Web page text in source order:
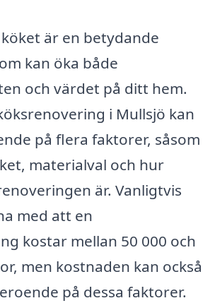
är en betydande
kan öka både
och värdet på ditt hem.
i Mullsjö kan
på flera faktorer, såsom
materialval och hur
är. Vanligtvis
med att en
kostar mellan 50 000 och
men kostnaden kan också
på dessa faktorer.